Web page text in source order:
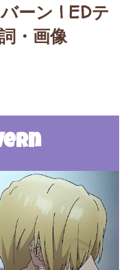
ーン | EDテ
・画像